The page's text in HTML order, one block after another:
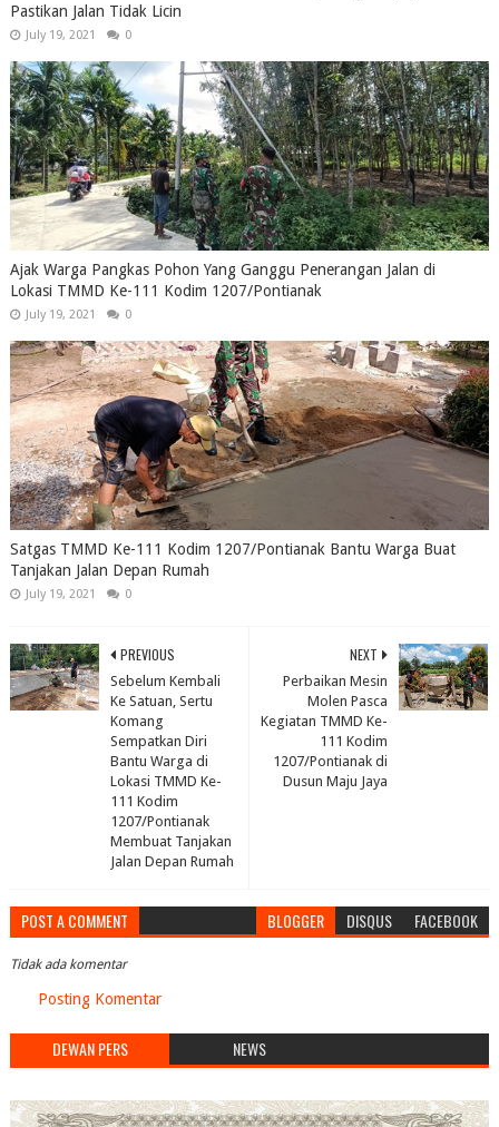
Pastikan Jalan Tidak Licin
July 19, 2021 0
Ajak Warga Pangkas Pohon Yang Ganggu Penerangan Jalan di
Lokasi TMMD Ke-111 Kodim 1207/Pontianak
July 19, 2021 0
Satgas TMMD Ke-111 Kodim 1207/Pontianak Bantu Warga Buat
Tanjakan Jalan Depan Rumah
July 19, 2021 0
NEXT
Perbaikan Mesin
Molen Pasca
Kegiatan TMMD Ke-
111 Kodim
1207/Pontianak di
Dusun Maju Jaya
PREVIOUS
Sebelum Kembali
Ke Satuan, Sertu
Komang
Sempatkan Diri
Bantu Warga di
Lokasi TMMD Ke-
111 Kodim
1207/Pontianak
Membuat Tanjakan
Jalan Depan Rumah
POST A COMMENT BLOGGER DISQUS FACEBOOK
Tidak ada komentar
Posting Komentar
DEWAN PERS NEWS